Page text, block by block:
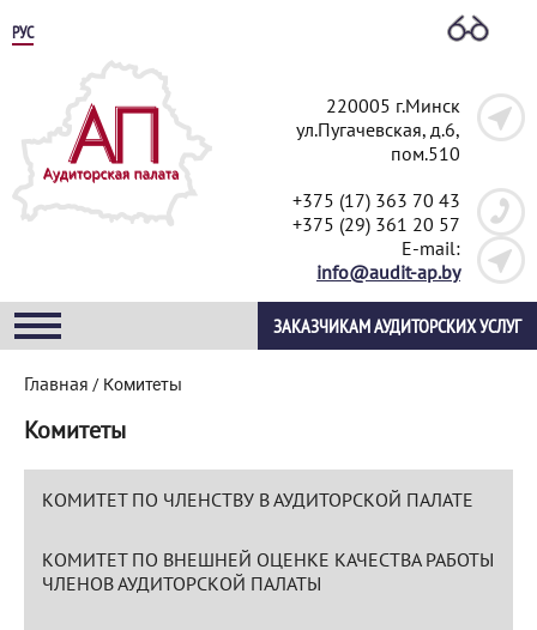
РУС
220005 г.Минск
ул.Пугачевская, д.6,
пом.510
+375 (17) 363 70 43
+375 (29) 361 20 57
E-mail:
info@audit-ap.by
ЗАКАЗЧИКАМ АУДИТОРСКИХ УСЛУГ
Главная / Комитеты
Комитеты
КОМИТЕТ ПО ЧЛЕНСТВУ В АУДИТОРСКОЙ ПАЛАТЕ
КОМИТЕТ ПО ВНЕШНЕЙ ОЦЕНКЕ КАЧЕСТВА РАБОТЫ
ЧЛЕНОВ АУДИТОРСКОЙ ПАЛАТЫ